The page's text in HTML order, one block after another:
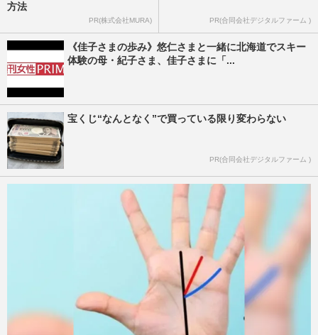
方法
PR(株式会社MURA) PR(合同会社デジタルファーム )
《佳子さまの歩み》悠仁さまと一緒に北海道でスキー
体験の母・紀子さま、佳子さまに「...
宝くじ“なんとなく”で買っている限り変わらない
PR(合同会社デジタルファーム )